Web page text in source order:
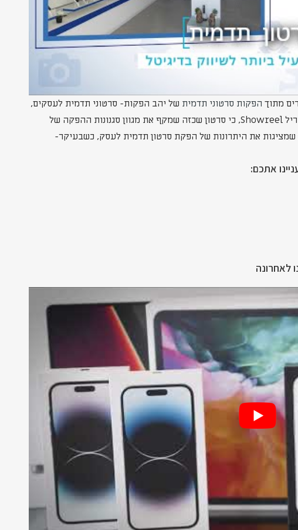
מתוך הפקות סרטוני תדמית של יהב הפקות- סרטוני תדמית לעסקים,
שהפקנו לאחרונה. סוג כזה של סרטון, נקרא גם שואוריל Showreel, כי סרטון שכזה שמקף את מגוון סגנונות ההפקה של
שמציגות את היתרונות של הפקת סרטון תדמית לעסק, כשבעיקר-
אתכם:
לאחרונה